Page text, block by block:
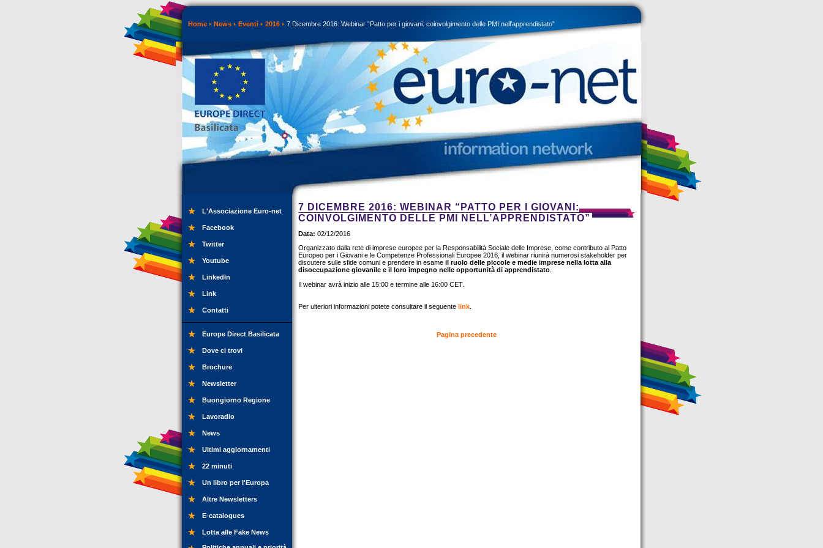
Home News Eventi 2016 7 Dicembre 2016: Webinar “Patto per i giovani: coinvolgimento delle PMI nell’apprendistato”
L'Associazione Euro-net
Facebook
Twitter
Youtube
LinkedIn
Link
Contatti
Europe Direct Basilicata
Dove ci trovi
Brochure
Newsletter
Buongiorno Regione
Lavoradio
News
Ultimi aggiornamenti
22 minuti
Un libro per l'Europa
Altre Newsletters
E-catalogues
Lotta alle Fake News
7 DICEMBRE 2016: WEBINAR “PATTO PER I GIOVANI:
COINVOLGIMENTO DELLE PMI NELL’APPRENDISTATO”
Data: 02/12/2016
Organizzato dalla rete di imprese europee per la Responsabilità Sociale delle Imprese, come contributo al Patto
Europeo per i Giovani e le Competenze Professionali Europee 2016, il webinar riunirà numerosi stakeholder per
discutere sulle sfide comuni e prendere in esame il ruolo delle piccole e medie imprese nella lotta alla
disoccupazione giovanile e il loro impegno nelle opportunità di apprendistato
Il webinar avrà inizio alle 15:00 e termine alle 16:00 CET.
Per ulteriori informazioni potete consultare il seguente link
Pagina precedente